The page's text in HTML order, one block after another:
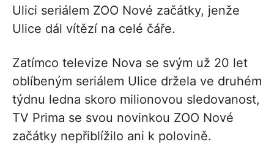
Ulici seriálem ZOO Nové začátky, jenže
Ulice dál vítězí na celé čáře.
Zatímco televize Nova se svým už 20 let
oblíbeným seriálem Ulice držela ve druhém
týdnu ledna skoro milionovou sledovanost,
TV Prima se svou novinkou ZOO Nové
začátky nepřiblížilo ani k polovině.